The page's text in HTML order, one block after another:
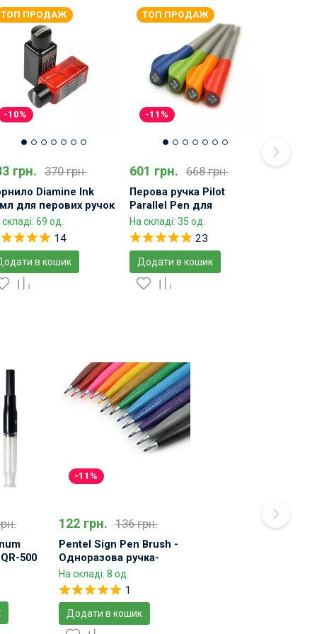
ТОП ПРОДАЖ
-10%
грн. 370 грн.
Diamine Ink
для перових ручок
69 од.
14
в кошик
ТОП ПРОДАЖ
-11%
601 грн. 668 грн.
Перова ручка Pilot
Parallel Pen для
каліграфії з плоским
пером
На складі: 35 од.
23
Додати в кошик
500
-11%
122 грн. 136 грн.
Pentel Sign Pen Brush -
Одноразова ручка-
пензель
На складі: 8 од.
1
Додати в кошик